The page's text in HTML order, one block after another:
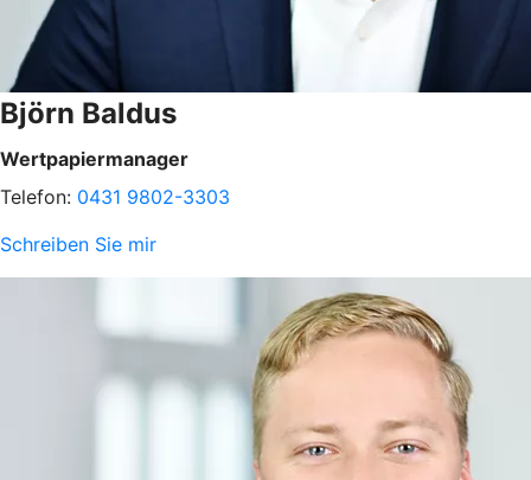
Björn Baldus
Wertpapiermanager
Telefon: 0431 9802-3303
Schreiben Sie mir